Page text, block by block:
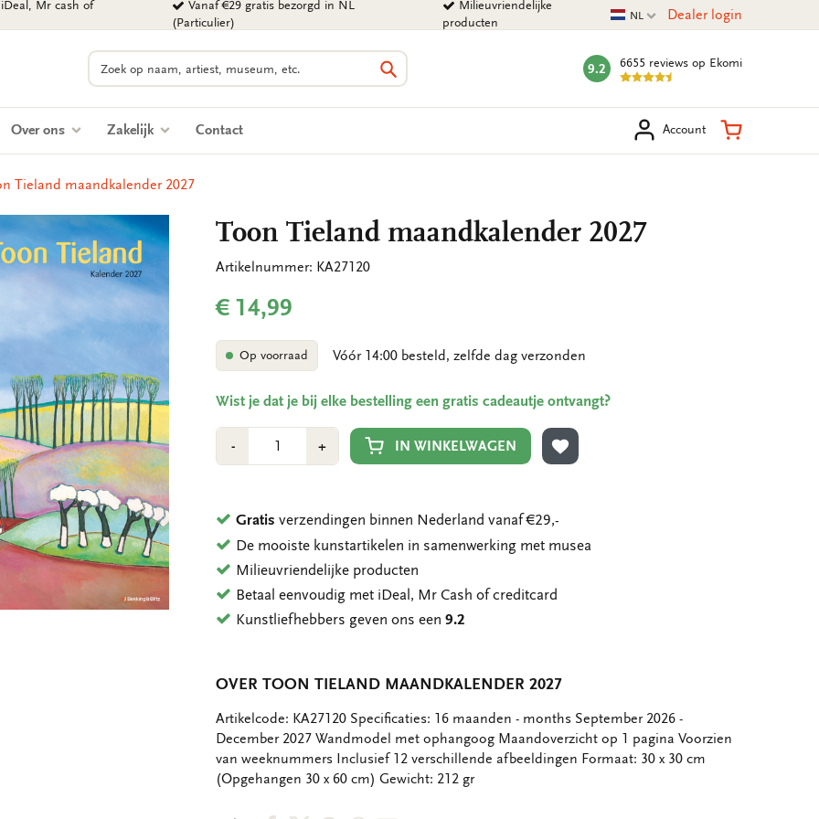
Mr cash of
Vanaf €29 gratis bezorgd in NL
(Particulier)
Milieuvriendelijke
producten
Huidige taal
NL Dealer login
Zoeken
Zoeken
mark:
9.2 6655 reviews op Ekomi
Over ons Zakelijk Contact Account Winkelmand
Tieland maandkalender 2027
Toon Tieland maandkalender 2027
Artikelnummer: KA27120
€ 14,99
Op voorraad Vóór 14:00 besteld, zelfde dag verzonden
Wist je dat je bij elke bestelling een gratis cadeautje ontvangt?
-Min
1
+Plus
1
IN WINKELWAGEN
TOEVOEGEN AAN VERLANGLIJST
Gratis verzendingen binnen Nederland vanaf €29,-
De mooiste kunstartikelen in samenwerking met musea
Milieuvriendelijke producten
Betaal eenvoudig met iDeal, Mr Cash of creditcard
Kunstliefhebbers geven ons een9.2
OVER TOON TIELAND MAANDKALENDER 2027
OMSCHRIJVING
Artikelcode: KA27120 Specificaties: 16 maanden - months September 2026 -
December 2027 Wandmodel met ophangoog Maandoverzicht op 1 pagina Voorzien
van weeknummers Inclusief 12 verschillende afbeeldingen Formaat: 30 x 30 cm
(Opgehangen 30 x 60 cm) Gewicht: 212 gr